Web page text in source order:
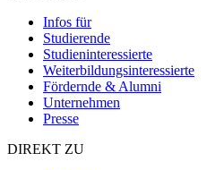
Infos für
Studierende
Studieninteressierte
Weiterbildungsinteressierte
Fördernde & Alumni
Unternehmen
Presse
DIREKT ZU